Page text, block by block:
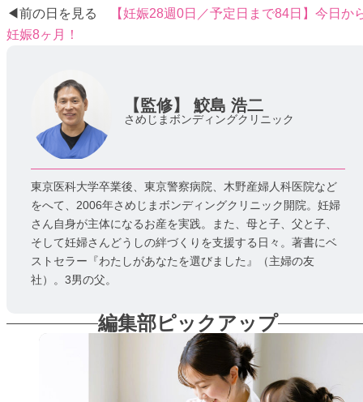
◀前の日を見る
【妊娠28週0日／予定日まで84日】今日か
妊娠8ヶ月！
【監修】 鮫島 浩二
さめじまボンディングクリニック
東京医科大学卒業後、東京警察病院、木野産婦人科医院など
をへて、2006年さめじまボンディングクリニック開院。妊婦
さん自身が主体になるお産を実践。また、母と子、父と子、
そして妊婦さんどうしの絆づくりを支援する日々。著書にベ
ストセラー『わたしがあなたを選びました』（主婦の友
社）。3男の父。
編集部ピックアップ